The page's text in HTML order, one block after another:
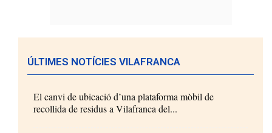
ÚLTIMES NOTÍCIES VILAFRANCA
El canvi de ubicació d’una plataforma mòbil de
recollida de residus a Vilafranca del...